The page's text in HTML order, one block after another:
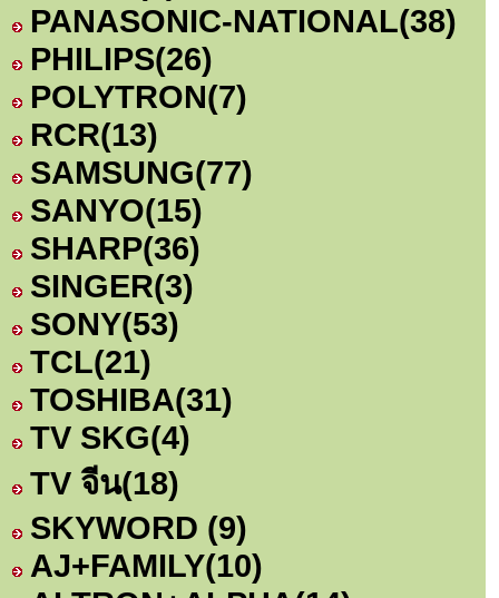
PANASONIC-NATIONAL(38)
PHILIPS(26)
POLYTRON(7)
RCR(13)
SAMSUNG(77)
SANYO(15)
SHARP(36)
SINGER(3)
SONY(53)
TCL(21)
TOSHIBA(31)
TV SKG(4)
TV จีน(18)
SKYWORD (9)
AJ+FAMILY(10)